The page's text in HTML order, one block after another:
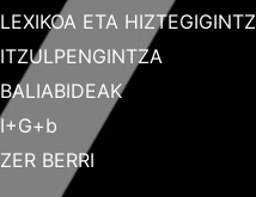
LEXIKOA ETA
ITZULPENGINTZA
BALIABIDEAK
I+G+b
ZER BERRI